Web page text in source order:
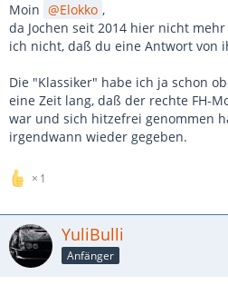
Moin Elokko ,
da Jochen seit 2014 hier nicht
ich nicht, daß du eine Antwort von
Die "Klassiker" habe ich ja schon
eine Zeit lang, daß der rechte FH-
war und sich hitzefrei genommen
irgendwann wieder gegeben.
1
YuliBulli
Anfänger